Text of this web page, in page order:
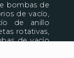
bombas de
de vacío,
de anillo
rotativas,
de vacío